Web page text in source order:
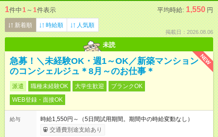
1件中1 ～ 1件表示 平均時給: 1,550 円
新着順 時給順 人気順
掲載日：2026.08.06
未読
NEW
急募！＼未経験OK・週1～OK／新築マンション
のコンシェルジュ＊8月～のお仕事＊
派遣 職種未経験OK 大学生歓迎
ブランクOK
WEB登録・面接OK
給与
時給1,550円～（5日間試用期間。期間中の時給変動なし）
交通費別途支給あり